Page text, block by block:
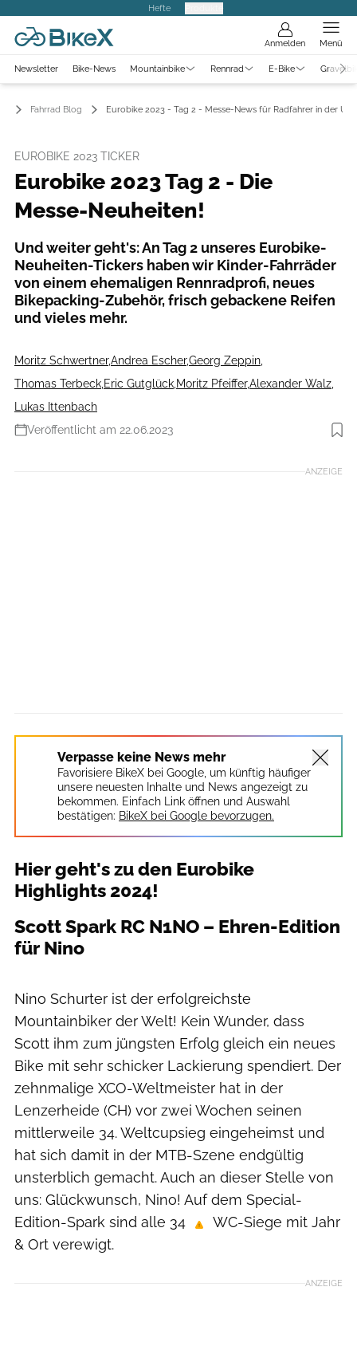
Hefte
Anmelden Menü
Newsletter Bike-News Mountainbike Rennrad E-Bike
Fahrrad Blog Eurobike 2023 - Tag 2 - Messe-News für Radfahrer in der
EUROBIKE 2023 TICKER
Eurobike 2023 Tag 2 - Die
Messe-Neuheiten!
Und weiter geht's: An Tag 2 unseres Eurobike-
Neuheiten-Tickers haben wir Kinder-Fahrräder
von einem ehemaligen Rennradprofi, neues
Bikepacking-Zubehör, frisch gebackene Reifen
und vieles mehr.
Moritz Schwertner,Andrea Escher,Georg Zeppin
Thomas Terbeck Eric Gutglück Moritz Pfeiffer,Alexander Walz
Lukas Ittenbach
Veröffentlicht am 22.06.2023
Foto: pd-f.de I Frank Baumhammel
ANZEIGE
Verpasse keine News mehr
Favorisiere BikeX bei Google, um künftig häufiger
unsere neuesten Inhalte und News angezeigt zu
bekommen. Einfach Link öffnen und Auswahl
bestätigen: BikeX bei Google bevorzugen.
Hier geht's zu den Eurobike
Highlights 2024!
Scott Spark RC N1NO – Ehren-Edition
für Nino
Nino Schurter ist der erfolgreichste
Mountainbiker der Welt! Kein Wunder, dass
Scott ihm zum jüngsten Erfolg gleich ein neues
Bike mit sehr schicker Lackierung spendiert. Der
zehnmalige XCO-Weltmeister hat in der
Lenzerheide (CH) vor zwei Wochen seinen
mittlerweile 34. Weltcupsieg eingeheimst und
hat sich damit in der MTB-Szene endgültig
unsterblich gemacht. Auch an dieser Stelle von
uns: Glückwunsch, Nino! Auf dem Special-
Edition-Spark sind alle 34
WC-Siege mit Jahr
& Ort verewigt.
ANZEIGE